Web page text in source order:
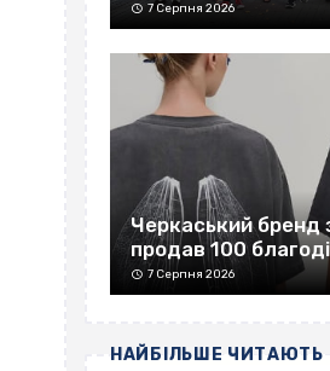
7 Серпня 2026
Черкаський бренд
продав 100
7 Серпня 2026
НАЙБІЛЬШЕ ЧИТАЮТЬ